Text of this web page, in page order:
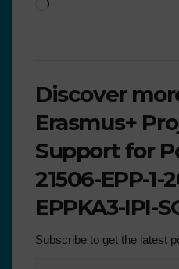
Discover
Erasmus+
Support for
21506-EPP-1-
EPPKA3-IPI-
Subscribe to get the latest